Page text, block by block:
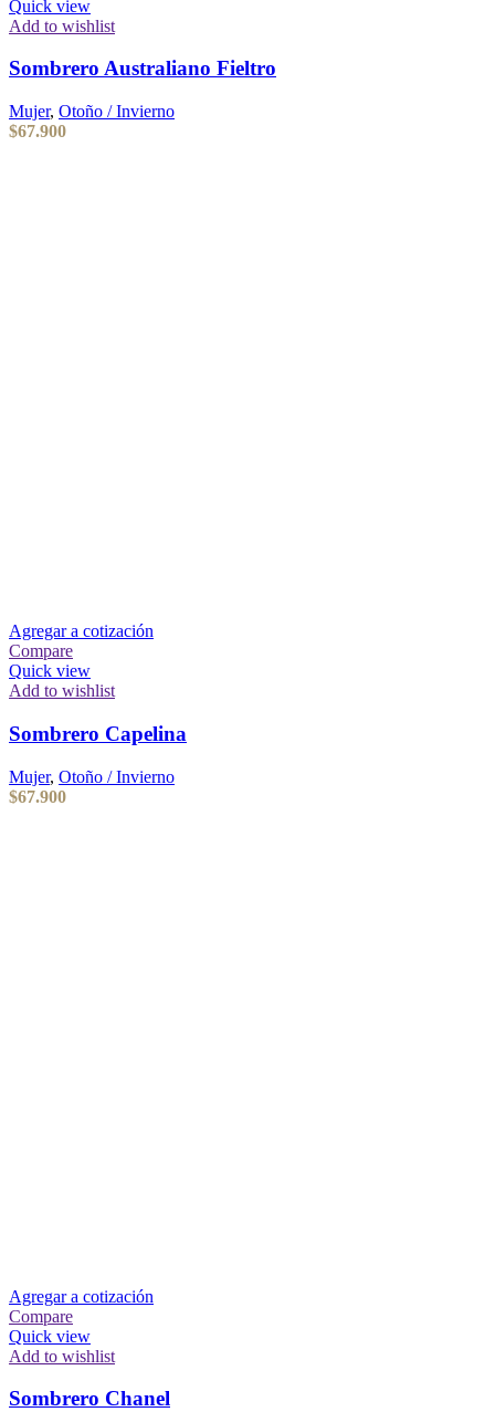
Quick view
Add to wishlist
Sombrero Australiano Fieltro
Mujer, Otoño / Invierno
$67.900
Agregar a cotización
Compare
Quick view
Add to wishlist
Sombrero Capelina
Mujer, Otoño / Invierno
$67.900
Agregar a cotización
Compare
Quick view
Add to wishlist
Sombrero Chanel